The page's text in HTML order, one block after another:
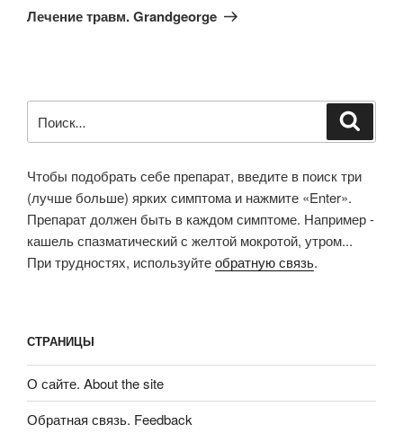
запись
Лечение травм. Grandgeorge
Чтобы подобрать себе препарат, введите в поиск три
(лучше больше) ярких симптома и нажмите «Enter».
Препарат должен быть в каждом симптоме. Например -
кашель спазматический с желтой мокротой, утром...
При трудностях, используйтеобратную связь.
СТРАНИЦЫ
О сайте. About the site
Обратная связь. Feedback